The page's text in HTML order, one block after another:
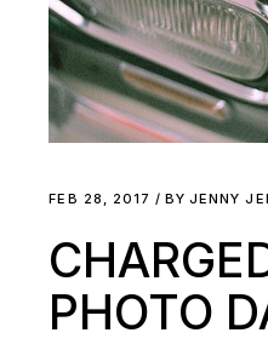
FEB 28, 2017 BY JENNY
PHOTO